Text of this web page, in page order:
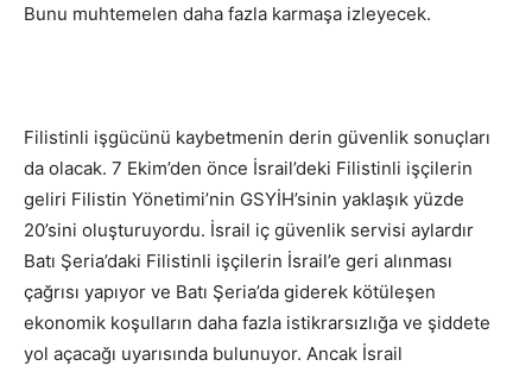
Bunu muhtemelen daha fazla karmaşa izleyecek.
Filistinli işgücünü kaybetmenin derin güvenlik sonuçları
da olacak. 7 Ekim’den önce İsrail’deki Filistinli işçilerin
geliri Filistin Yönetimi’nin GSYİH’sinin yaklaşık yüzde
20’sini oluşturuyordu. İsrail iç güvenlik servisi aylardır
Batı Şeria’daki Filistinli işçilerin İsrail’e geri alınması
çağrısı yapıyor ve Batı Şeria’da giderek kötüleşen
ekonomik koşulların daha fazla istikrarsızlığa ve şiddete
yol açacağı uyarısında bulunuyor. Ancak İsrail